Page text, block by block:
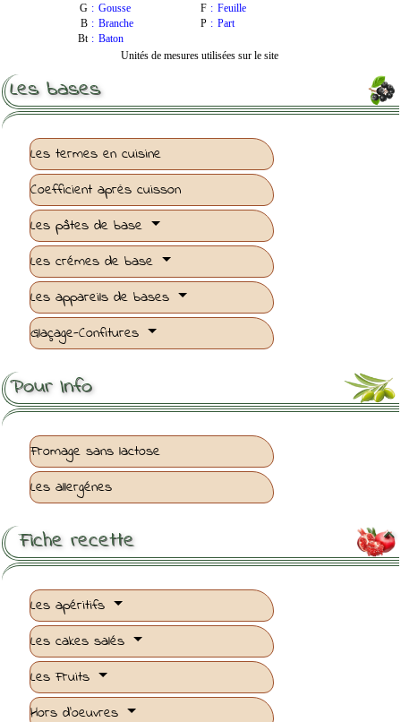
G : Gousse F : Feuille
B : Branche P : Part
Bt : Baton
Unités de mesures utilisées sur le site
Les bases
Les termes en cuisine
Coefficient après cuisson
Les pâtes de base
Les crémes de base
Les appareils de bases
Glaçage-Confitures
Pour Info
Fromage sans lactose
Les allergénes

Fiche recette
Les apéritifs
Les cakes salés
Les Fruits
Hors d'oeuvres